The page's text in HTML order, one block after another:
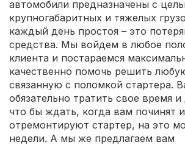
автомобили предназначены с
крупногабаритных и тяжелых
каждый день простоя – это
средства. Мы войдем в любое
клиента и постараемся
качественно помочь решить
связанную с поломкой стартера.
обязательно тратить свое время и
что бы ждать, когда вам починят
отремонтируют стартер, на это
недели. А мы же предлагаем вам